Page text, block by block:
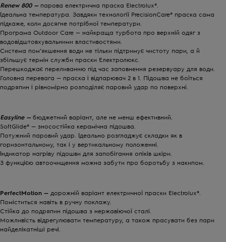
Renew 800 — парова електрична праска Electrolux®.
Ідеальна температура. Завдяки технології PrecisionCare® праска сама
підкаже, коли досягне потрібної температури.
Програма Outdoor Care — найкраща турбота про верхній одяг з
водовідштовхувальними властивостями.
Система пом’якшення води не тільки підтримує чистоту пари, а й
збільшує термін служби праски Електролюкс.
Перешкоджає переливанню під час заповнення резервуару для води.
Головна перевага — праска і відпарювач 2 в 1. Підошва не боїться
подряпин і рівномірно розподіляє паровий удар по поверхні.
Easyline —бюджетний варіант, але не менш ефективний.
SoftGlide® — зносостійка керамічна підошва.
Потужний паровий удар. Ідеально розгладжує складки як в
горизонтальному, так і у вертикальному положенні.
Індикатор нагріву підошви для запобігання опіків шкіри.
З функцією автоочищення можна забути про боротьбу з накипом.
PerfectMotion — дорожній варіант електричної праски Electrolux®.
Поміститься навіть в ручну поклажу.
Стійка до подряпин підошва з нержавіючої сталі.
Можливість відрегулювати температуру, а також прасувати без пари
найделікатніші речі.